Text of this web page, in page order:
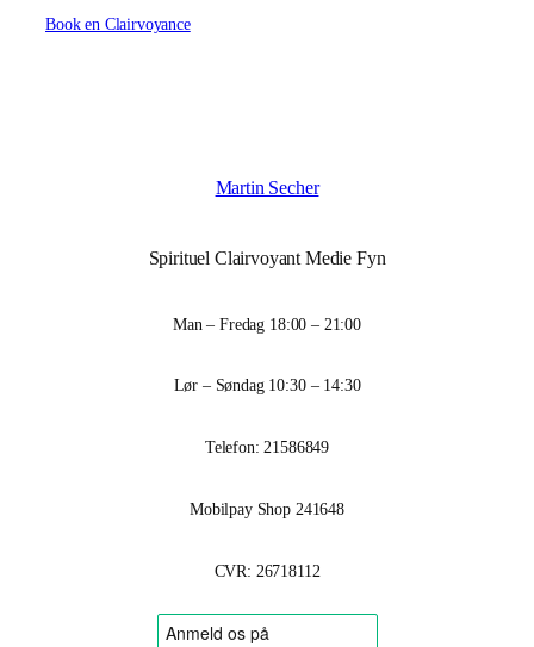
Book en Clairvoyance
Martin Secher
Spirituel Clairvoyant Medie Fyn
Man – Fredag 18:00 – 21:00
Lør – Søndag 10:30 – 14:30
Telefon: 21586849
Mobilpay Shop 241648
CVR: 26718112